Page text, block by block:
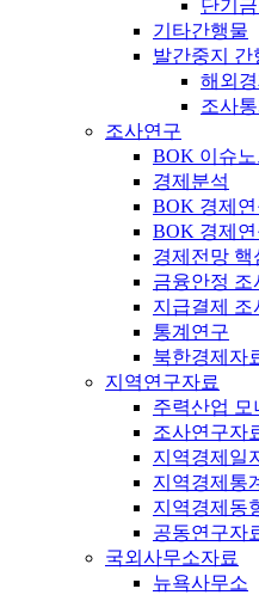
단기
기타간행물
발간중지 간
해외
조사
조사연구
BOK 이슈노
경제분석
BOK 경제연
BOK 경제
경제전망 핵
금융안정 조
지급결제 조
통계연구
북한경제자
지역연구자료
주력산업 모
조사연구자
지역경제일지
지역경제통
지역경제동
공동연구자
국외사무소자료
뉴욕사무소